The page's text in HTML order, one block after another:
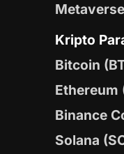
Kripto
Bitcoin
Ethereum
Binance
Solana